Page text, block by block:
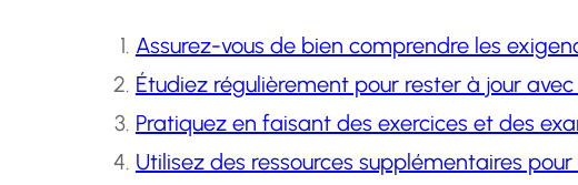
Assurez-vous de bien comprendre les
Étudiez régulièrement pour rester à jour
Pratiquez en faisant des exercices et des
Utilisez des ressources supplémentaires